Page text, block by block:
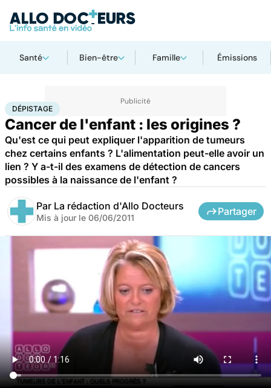
Santé Bien-être Famille Émissions
AccueilFamilleEnfant
DÉPISTAGE
Cancer de l'enfant : les origines ?
Qu'est ce qui peut expliquer l'apparition de tumeurs
chez certains enfants ? L'alimentation peut-elle avoir un
lien ? Y a-t-il des examens de détection de cancers
possibles à la naissance de l'enfant ?
Par La rédaction d'Allo Docteurs
Mis à jour le 06/06/2011
Partager